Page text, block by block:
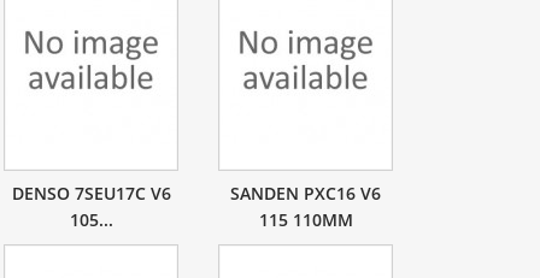
DENSO 7SEU17C V6
105...
SANDEN PXC16 V6
115 110MM